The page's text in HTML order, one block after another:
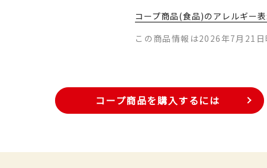
コープ商品(食品)のアレルギー
この商品情報は2026年7月21日
コープ商品を購入するには